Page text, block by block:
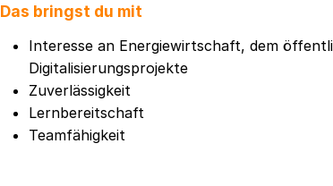
Das bringst du mit
Interesse an Energiewirtschaft, dem
Digitalisierungsprojekte
Zuverlässigkeit
Lernbereitschaft
Teamfähigkeit